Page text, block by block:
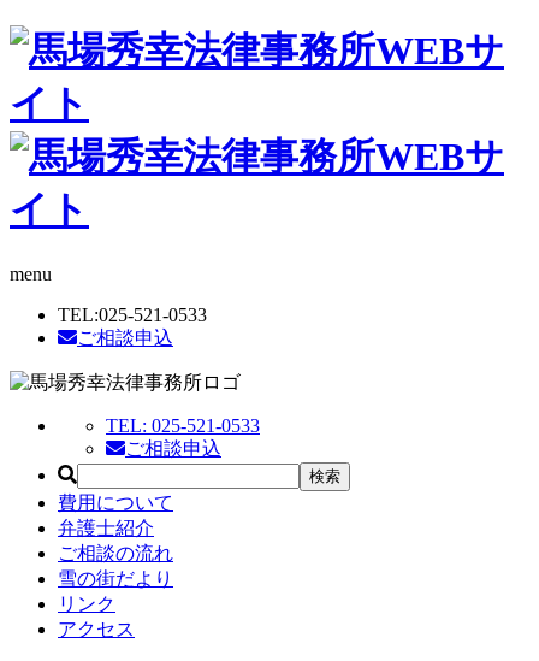
menu
TEL:025-521-0533
ご相談申込
TEL: 025-521-0533
ご相談申込
費用について
弁護士紹介
ご相談の流れ
雪の街だより
リンク
アクセス